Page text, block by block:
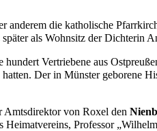
anderem die katholische
später als Wohnsitz der Dichterin
hundert Vertriebene aus
Der in Münster geborene
Amtsdirektor von Roxel den
Professor